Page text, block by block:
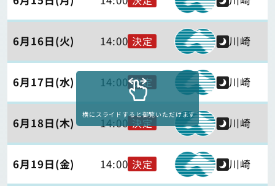
6月16日(火) 14:00 決定 川崎
6月17日(水) 14:00 決定 川崎
6月18日(木) 14:00 決定 川崎
6月19日(金) 14:00 決定 川崎
横にスライドすると御覧いただけます